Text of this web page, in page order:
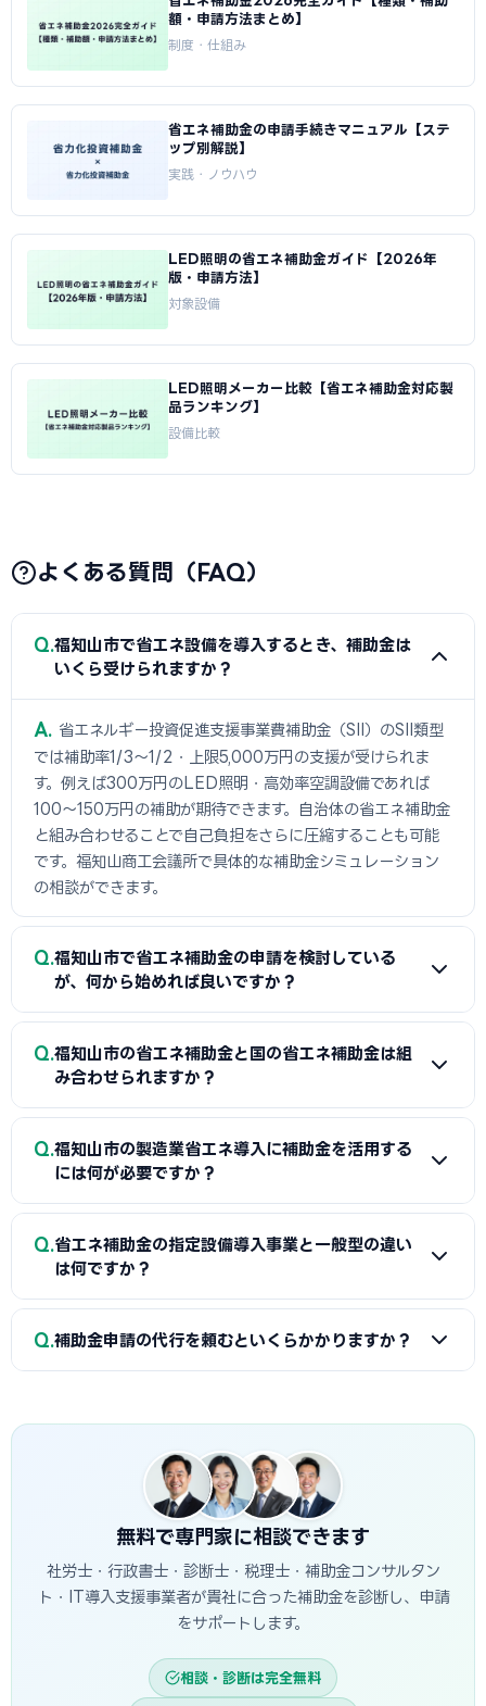
額・申請方法まとめ】
制度・仕組み
省エネ補助金の申請手続きマニュアル【ステ
ップ別解説】
実践・ノウハウ
LED照明の省エネ補助金ガイド【2026年
版・申請方法】
対象設備
LED照明メーカー比較【省エネ補助金対応製
品ランキング】
設備比較
よくある質問（FAQ）
Q 福知山市で省エネ設備を導入するとき、補助金は
いくら受けられますか？
A
省エネルギー投資促進支援事業費補助金（SII）のSII類型
では補助率1/3〜1/2・上限5,000万円の支援が受けられま
す。例えば300万円のLED照明・高効率空調設備であれば
100〜150万円の補助が期待できます。自治体の省エネ補助金
と組み合わせることで自己負担をさらに圧縮することも可能
です。福知山商工会議所で具体的な補助金シミュレーション
の相談ができます。
Q 福知山市で省エネ補助金の申請を検討している
が、何から始めれば良いですか？
A
まずは省エネ診断（無料または費用補助あり）を受けて
エネルギー使用状況を把握することが第一歩です。次に福知
活用について相談し、GビズIDプライムの取得（2〜3週間必
要）を並行して進めましょう。公募スケジュールに合わせた準
備が採択への近道です。
Q 福知山市の省エネ補助金と国の省エネ補助金は組
み合わせられますか？
A
経費項目が重複しなければ福知山市（または都道府県）の
省エネ補助金と国のSII補助金の併用が可能です。例えば太陽
する組み合わせが一般的です。福知山商工会議所で最適な経
費配分の事前確認をお勧めします。
Q 福知山市の製造業省エネ導入に補助金を活用する
には何が必要ですか？
A
省エネ補助金（SII類型）の申請に必要な基本書類は、G
ビズIDプライム・省エネ計算書（現状比較）・設備メーカー
メーカーまたは省エネ診断機関の協力が必要です。福知山商
工会議所で対象設備・申請書類の確認と診断機関の紹介を受
Q 省エネ補助金の指定設備導入事業と一般型の違い
は何ですか？
A
指定設備導入事業は事前登録された省エネ設備から選ぶ
Q 補助金申請の代行を頼むといくらかかりますか？
す。当サイトでは福知山市に対応した専門家を無料でご紹介
無料で専門家に相談できます
社労士・行政書士・診断士・税理士・補助金コンサルタン
ト・IT導入支援事業者が貴社に合った補助金を診断し、申請
をサポートします。
相談・診断は完全無料